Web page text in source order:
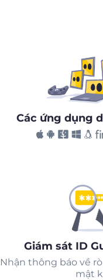
Các ứng dụng
Giám sát ID
Nhận thông báo về
mật